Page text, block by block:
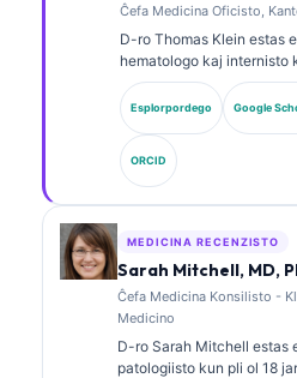
Ĉefa Medicina Oficisto,
D-ro Thomas Klein estas
hematologo kaj internisto
en laboratoria medicino
Kiel Ĉefa Medicina Oficiro
klinikan superrigardon pri
proprieta neŭrala reto. D-
interpretado de
diagnozado pri temoj de
Esplorpordego Google
ORCID
MEDICINA RECENZISTO
Sarah Mitchell, MD,
Ĉefa Medicina Konsilisto -
Medicino
D-ro Sarah Mitchell estas
patologiisto kun pli ol 18